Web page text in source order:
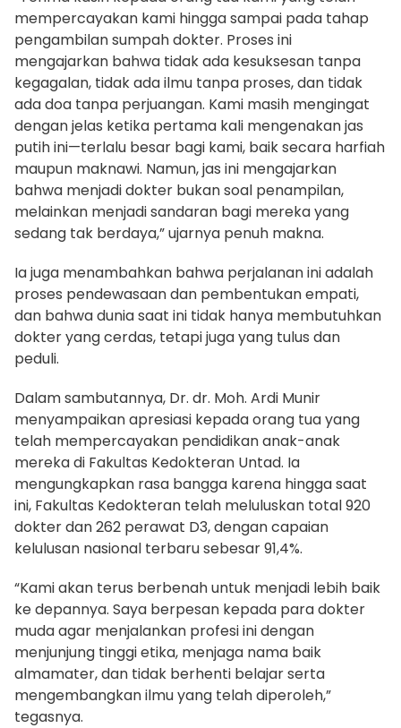
mempercayakan kami hingga sampai pada tahap
pengambilan sumpah dokter. Proses ini
mengajarkan bahwa tidak ada kesuksesan tanpa
kegagalan, tidak ada ilmu tanpa proses, dan tidak
ada doa tanpa perjuangan. Kami masih mengingat
dengan jelas ketika pertama kali mengenakan jas
putih ini—terlalu besar bagi kami, baik secara harfiah
maupun maknawi. Namun, jas ini mengajarkan
bahwa menjadi dokter bukan soal penampilan,
melainkan menjadi sandaran bagi mereka yang
sedang tak berdaya,” ujarnya penuh makna.
Ia juga menambahkan bahwa perjalanan ini adalah
proses pendewasaan dan pembentukan empati,
dan bahwa dunia saat ini tidak hanya membutuhkan
dokter yang cerdas, tetapi juga yang tulus dan
peduli.
Dalam sambutannya, Dr. dr. Moh. Ardi Munir
menyampaikan apresiasi kepada orang tua yang
telah mempercayakan pendidikan anak-anak
mereka di Fakultas Kedokteran Untad. Ia
mengungkapkan rasa bangga karena hingga saat
ini, Fakultas Kedokteran telah meluluskan total 920
dokter dan 262 perawat D3, dengan capaian
kelulusan nasional terbaru sebesar 91,4%.
“Kami akan terus berbenah untuk menjadi lebih baik
ke depannya. Saya berpesan kepada para dokter
muda agar menjalankan profesi ini dengan
menjunjung tinggi etika, menjaga nama baik
almamater, dan tidak berhenti belajar serta
mengembangkan ilmu yang telah diperoleh,”
tegasnya.